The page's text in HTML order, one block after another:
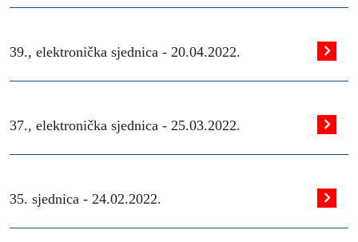
39., elektronička sjednica - 20.04.2022.
37., elektronička sjednica - 25.03.2022.
35. sjednica - 24.02.2022.